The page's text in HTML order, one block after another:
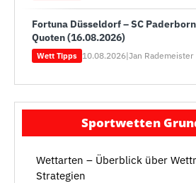
Fortuna Düsseldorf – SC
Quoten (16.08.2026)
Wett Tipps 10.08.2026|Jan Rademeister
Sportwetten
Wettarten – Überblick über
Strategien